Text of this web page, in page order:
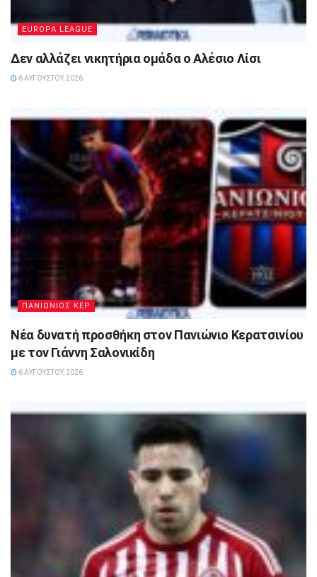
EUROPA LEAGUE
Δεν αλλάζει νικητήρια ομάδα ο Αλέσιο Λίσι
6 ΑΥΓΟΎΣΤΟΥ, 2026
ΠΑΝΙΩΝΙΟΣ ΚΕΡ
Νέα δυνατή προσθήκη στον Πανιώνιο Κερατσινίου
με τον Γιάννη Σαλονικίδη
6 ΑΥΓΟΎΣΤΟΥ, 2026